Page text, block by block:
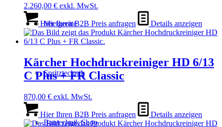
Mietgeräte
Spritztechnik
Bautechnik Shop
2.260,00 € exkl. MwSt.
Hier Ihren B2B Preis anfragen Details anzeigen
Kärcher Hochdruckreiniger HD 6/13
C Plus + FR Classic
870,00 € exkl. MwSt.
Hier Ihren B2B Preis anfragen Details anzeigen